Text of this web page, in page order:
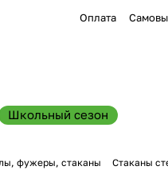
Оплата
Школьный сезон
фужеры, стаканы Стаканы